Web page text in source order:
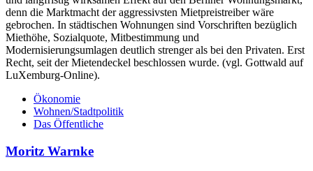
denn die Marktmacht der aggressivsten Mietpreistreiber wäre
gebrochen. In städtischen Wohnungen sind Vorschriften bezüglich
Miethöhe, Sozialquote, Mitbestimmung und
Modernisierungsumlagen deutlich strenger als bei den Privaten. Erst
Recht, seit der Mietendeckel beschlossen wurde. (vgl. Gottwald auf
LuXemburg-Online).
Ökonomie
Wohnen/Stadtpolitik
Das Öffentliche
Moritz Warnke